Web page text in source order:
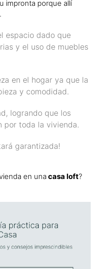
impronta porque allí
espacio dado que
y el uso de muebles
en el hogar ya que la
y comodidad.
logrando que los
por toda la vivienda.
garantizada!
en una casa loft?